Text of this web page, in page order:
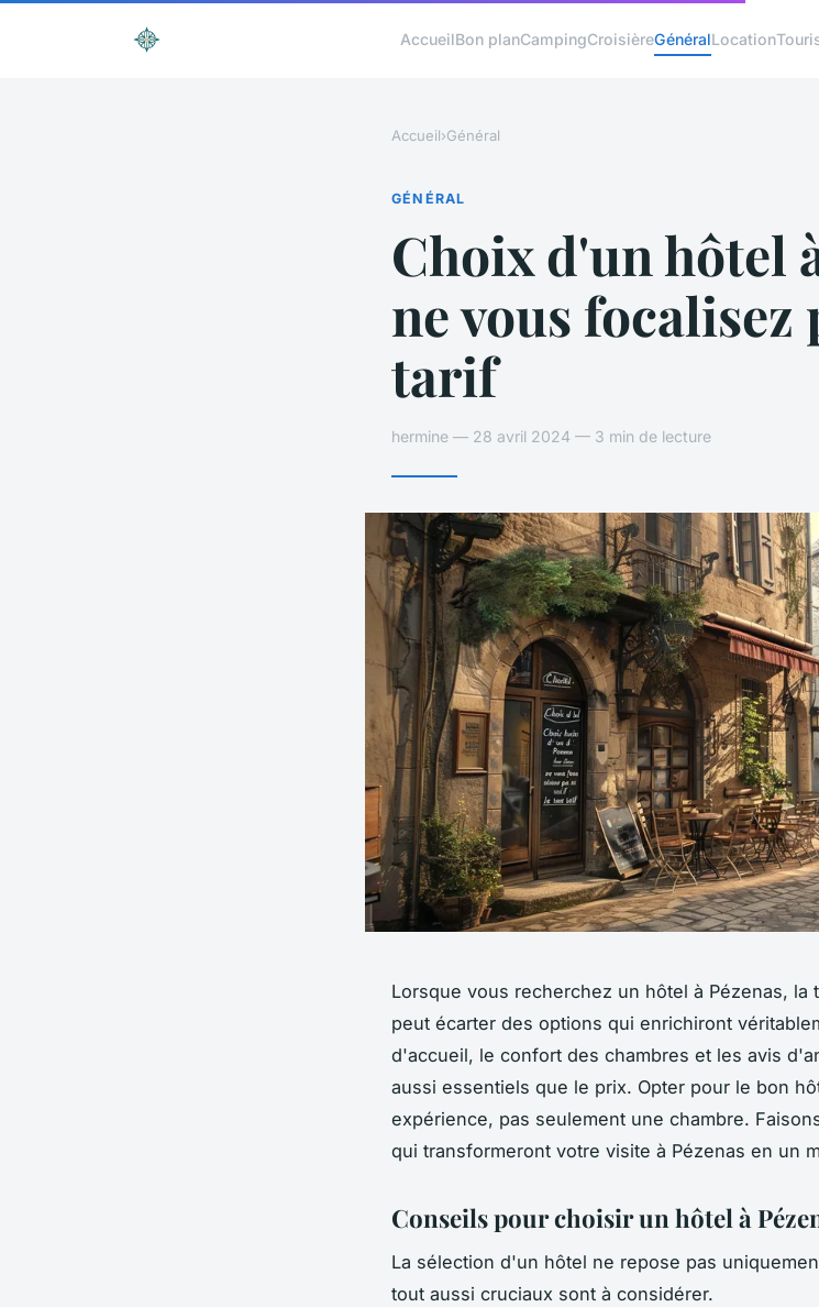
AccueilBon planCampingCroisièreGénéralLocation
Accueil›Général
GÉNÉRAL
Choix d'un hôtel
ne vous focalisez
tarif
hermine — 28 avril 2024 — 3 min de lecture
Lorsque vous recherchez un hôtel à Pézenas,
peut écarter des options qui enrichiront
d'accueil, le confort des chambres et les avis
aussi essentiels que le prix. Opter pour le bon
expérience, pas seulement une chambre.
qui transformeront votre visite à Pézenas en un
Conseils pour choisir un hôtel à
La sélection d'un hôtel ne repose pas
tout aussi cruciaux sont à considérer.